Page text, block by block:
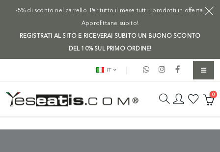
-5% di sconto nel carrello. Per tutto il mese tutti i prodotti in offerta.
Approfittane subito!
REGISTRATI AL SITO E RICEVERAI SUBITO UN BUONO SCONTO
DEL 10% SUL PRIMO ORDINE!
IT
0